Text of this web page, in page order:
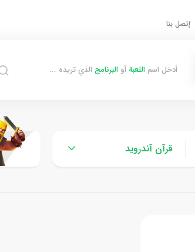
إتصل بنا
أدخل اسم اللعبة أو البرنامج الذي تريده ...
قرآن آندرويد